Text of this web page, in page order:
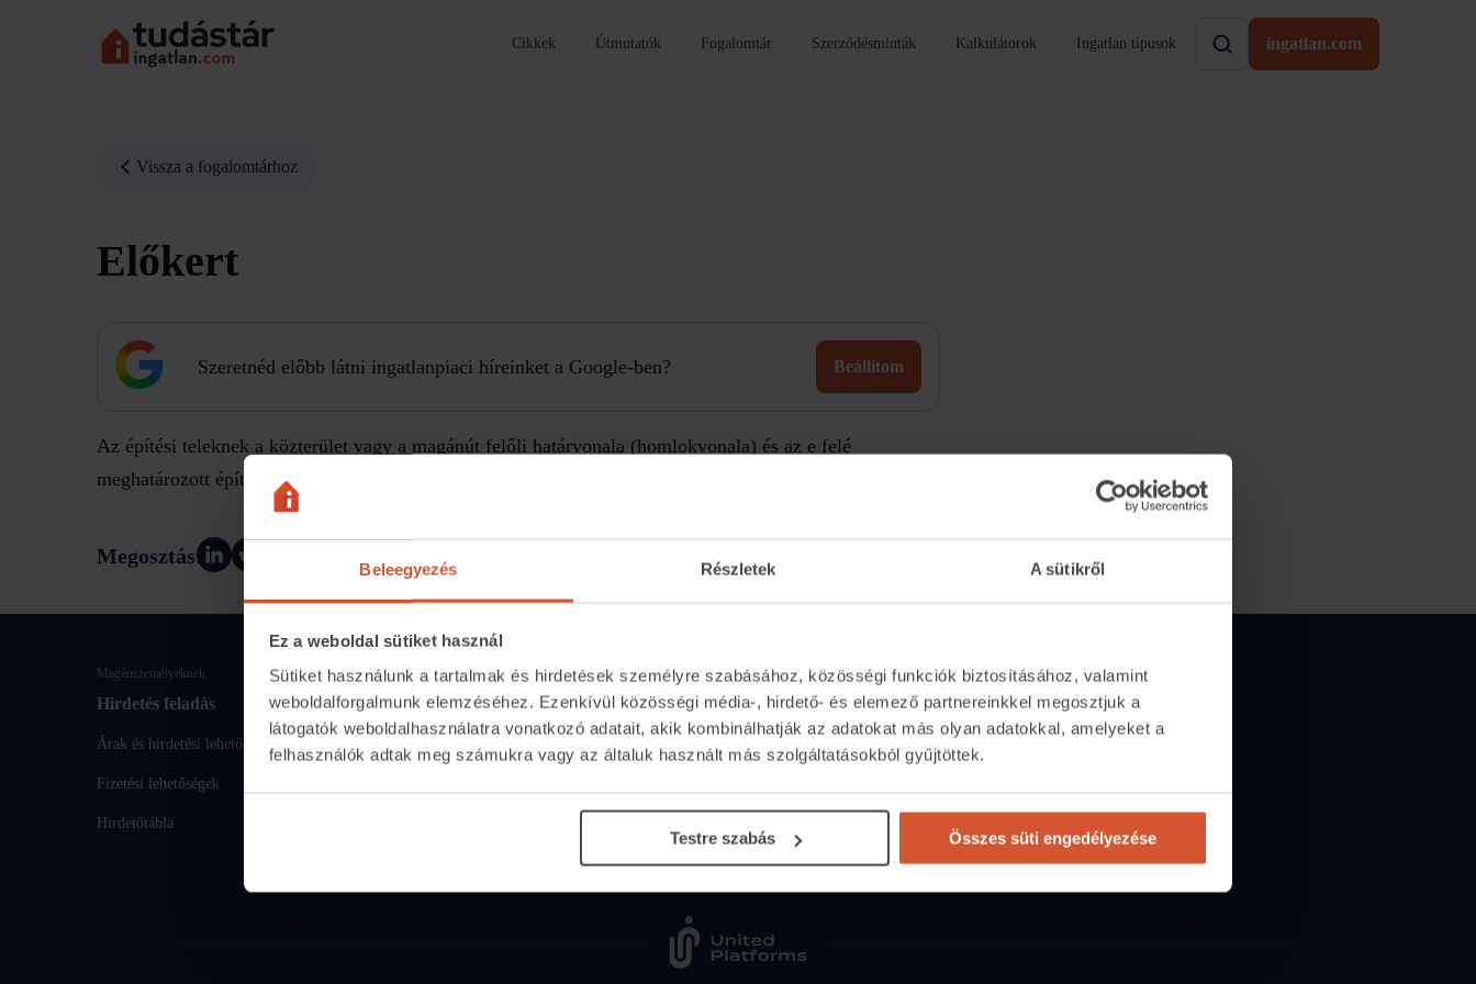
Beleegyezés Részletek A sütikről
Ez a weboldal sütiket használ
Sütiket használunk a tartalmak és hirdetések személyre szabásához, közösségi funkciók biztosításához, valamint
weboldalforgalmunk elemzéséhez. Ezenkívül közösségi média-, hirdető- és elemező partnereinkkel megosztjuk a
látogatók weboldalhasználatra vonatkozó adatait, akik kombinálhatják az adatokat más olyan adatokkal, amelyeket a
felhasználók adtak meg számukra vagy az általuk használt más szolgáltatásokból gyűjtöttek.
Testre szabás Összes süti engedélyezése
Cikkek Útmutatók Fogalomtár Szerződésminták Kalkulátorok Ingatlan típusok ingatlan.com
Vissza a fogalomtárhoz
Előkert
Szeretnéd előbb látni ingatlanpiaci híreinket a Google-ben? Beállítom
Az építési teleknek a közterület vagy a magánút felőli határvonala (homlokvonala) és az e felé
meghatározott építési határvonal (előkerti határvonal), illetőleg az oldalkertje(i) között fekvő része.
Megosztás: Megosztás
Magánszemélyeknek
Hirdetés feladás
Árak és hirdetési lehetőségek
Fizetési lehetőségek
Hirdetőtábla
Ingatlanoskereső
Lakáshitel-kalkulátor
Közvetítőknek
Belépés közvetítőknek
Árak és hirdetési lehetőségek
Kapcsolat
+36 1 237 2065
segitunk.ingatlan.com
Médiaajánlat